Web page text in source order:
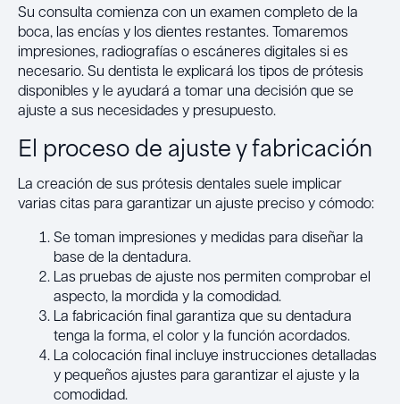
Su consulta comienza con un examen completo de la
boca, las encías y los dientes restantes. Tomaremos
impresiones, radiografías o escáneres digitales si es
necesario. Su dentista le explicará los tipos de prótesis
disponibles y le ayudará a tomar una decisión que se
ajuste a sus necesidades y presupuesto.
El proceso de ajuste y fabricación
La creación de sus prótesis dentales suele implicar
varias citas para garantizar un ajuste preciso y cómodo:
Se toman impresiones y medidas para diseñar la
base de la dentadura.
Las pruebas de ajuste nos permiten comprobar el
aspecto, la mordida y la comodidad.
La fabricación final garantiza que su dentadura
tenga la forma, el color y la función acordados.
La colocación final incluye instrucciones detalladas
y pequeños ajustes para garantizar el ajuste y la
comodidad.